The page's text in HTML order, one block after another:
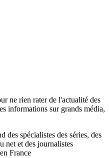
ne rien rater de l'actualité des
informations sur grands média,
des spécialistes des séries, des
net et des journalistes
France